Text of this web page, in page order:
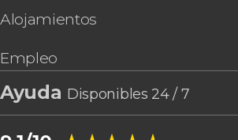
Alojamientos
Empleo
Ayuda Disponibles 24 / 7